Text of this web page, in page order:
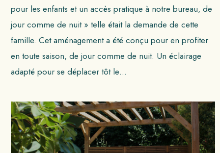
pour les enfants et un accès pratique à notre bureau, de
jour comme de nuit » telle était la demande de cette
famille. Cet aménagement a été conçu pour en profiter
en toute saison, de jour comme de nuit. Un éclairage
adapté pour se déplacer tôt le…